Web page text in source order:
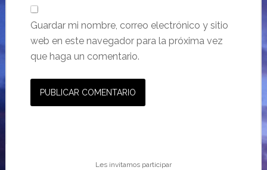
Guardar mi nombre, correo electrónico y sitio
web en este navegador para la próxima vez
que haga un comentario.
Les invitamos participar